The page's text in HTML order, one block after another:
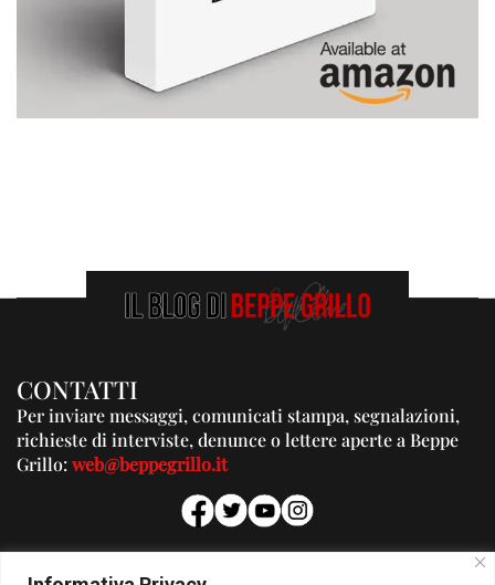
CONTATTI
Per inviare messaggi, comunicati stampa, segnalazioni,
richieste di interviste, denunce o lettere aperte a Beppe
Grillo:web@beppegrillo.it
PUBBLICITA'